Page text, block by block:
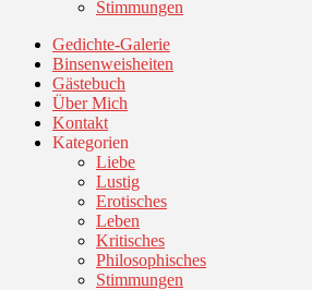
Stimmungen
Gedichte-Galerie
Binsenweisheiten
Gästebuch
Über Mich
Kontakt
Kategorien
Liebe
Lustig
Erotisches
Leben
Kritisches
Philosophisches
Stimmungen